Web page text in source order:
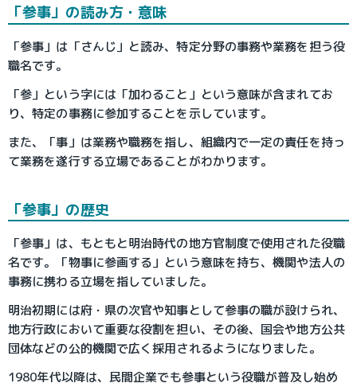
「参事」の読み方・意味
「参事」は「さんじ」と読み、特定分野の事務や業務を担う役
職名です。
「参」という字には「加わること」という意味が含まれてお
り、特定の事務に参加することを示しています。
また、「事」は業務や職務を指し、組織内で一定の責任を持っ
て業務を遂行する立場であることがわかります。
「参事」の歴史
「参事」は、もともと明治時代の地方官制度で使用された役職
名です。「物事に参画する」という意味を持ち、機関や法人の
事務に携わる立場を指していました。
明治初期には府・県の次官や知事として参事の職が設けられ、
地方行政において重要な役割を担い、その後、国会や地方公共
団体などの公的機関で広く採用されるようになりました。
1980年代以降は、民間企業でも参事という役職が普及し始め